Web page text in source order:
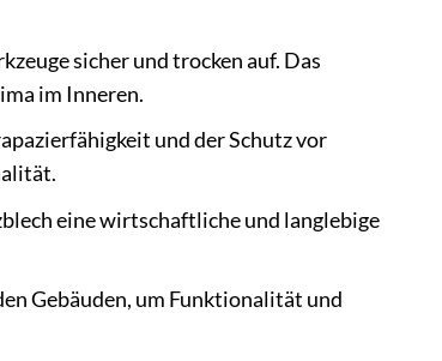
sicher und trocken auf. Das
im Inneren.
und der Schutz vor
eine wirtschaftliche und langlebige
Gebäuden, um Funktionalität und